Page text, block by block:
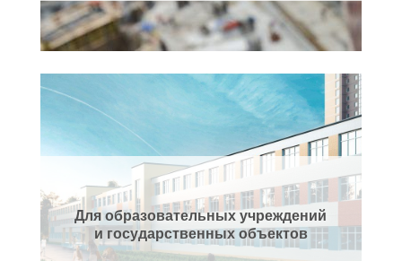
Для образовательных учреждений
и государственных объектов